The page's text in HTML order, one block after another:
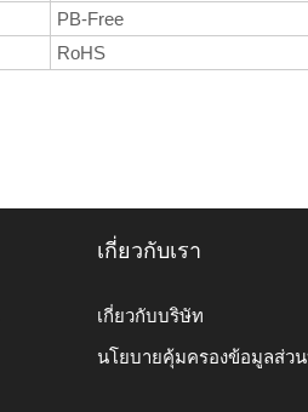
PB-Free
RoHS
เกี่ยวกับเรา
เกี่ยวกับบริษัท
นโยบายคุ้มครองข้อมูลส่ว